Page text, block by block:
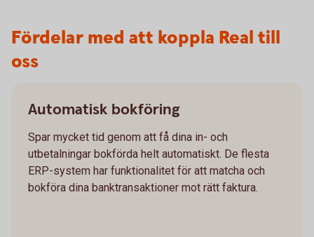
Fördelar med att koppla Real till
oss
Automatisk bokföring
Spar mycket tid genom att få dina in- och
utbetalningar bokförda helt automatiskt. De flesta
ERP-system har funktionalitet för att matcha och
bokföra dina banktransaktioner mot rätt faktura.